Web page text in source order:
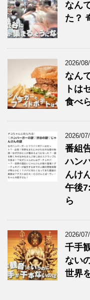
なん
た？
2026/
なん
トは
食べ
2026/
番組
ハン
んけ
午後
ら
2026/
千手
ない
世界